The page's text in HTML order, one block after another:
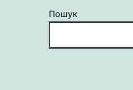
Пошук